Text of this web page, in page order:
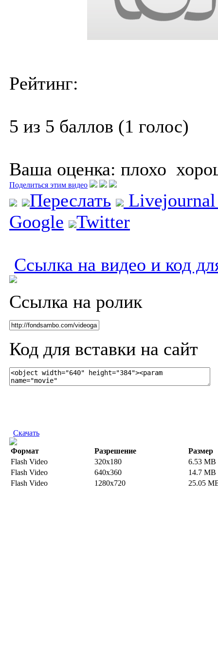
Рейтинг:
5 из 5 баллов (1 голос)
Ваша оценка: плохо
Поделиться этим видео
Переслать
Google
Twitter
Ссылка на видео и код
Ссылка на ролик
Код для вставки на сайт
Скачать
Формат Разрешение
Размер
Flash Video
320x180
6.53 MB
Flash Video
640x360
14.7 MB
Flash Video
1280x720 25.05